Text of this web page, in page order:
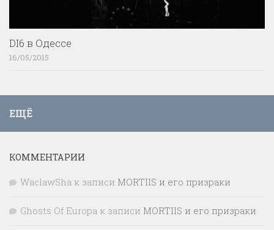
DI6 в Одессе
16/05/2015
ЕЩЁ
КОММЕНТАРИИ
WaclawSha к записи MORTIIS и его призраки
Ghosts Of Europa к записи MORTIIS и его призраки